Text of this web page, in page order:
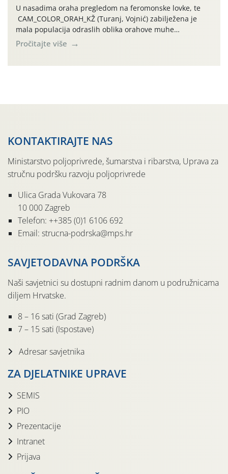
U nasadima oraha pregledom na feromonske lovke, te
CAM_COLOR_ORAH_KŽ (Turanj, Vojnić) zabilježena je
mala populacija odraslih oblika orahove muhe
(Rhagoletis completa). Niska brojnost može se objasniti
činjenicom da je riječ o mladim nasadima s vrlo malim
Pročitajte više
KONTAKTIRAJTE NAS
Ministarstvo poljoprivrede, šumarstva i ribarstva, Uprava za
stručnu podršku razvoju poljoprivrede
Ulica Grada Vukovara 78
10 000 Zagreb
Telefon: ++385 (0)1 6106 692
Email: strucna-podrska@mps.hr
SAVJETODAVNA PODRŠKA
Naši savjetnici su dostupni radnim danom u podružnicama
diljem Hrvatske.
8 – 16 sati (Grad Zagreb)
7 – 15 sati (Ispostave)
Adresar savjetnika
ZA DJELATNIKE UPRAVE
SEMIS
PIO
Prezentacije
Intranet
Prijava